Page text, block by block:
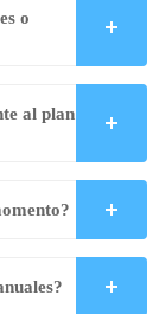
o
al plan